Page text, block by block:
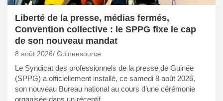
Liberté de la presse, médias fermés,
Convention collective : le SPPG fixe le cap
de son nouveau mandat
8 août 2026 Guineesource
Le Syndicat des professionnels de la presse de Guinée
(SPPG) a officiellement installé, ce samedi 8 août 2026,
son nouveau Bureau national au cours d’une cérémonie
organisée dans un réceptif…